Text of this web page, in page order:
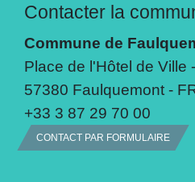
Contacter la
Commune de
Place de l'Hôtel de Ville
57380 Faulquemont -
+33 3 87 29 70 00
CONTACT PAR FORMULAIRE